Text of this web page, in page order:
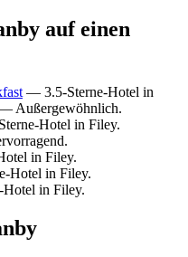
auf einen
— 3.5-Sterne-Hotel in
Außergewöhnlich.
Hotel in Filey.
in Filey.
Hotel in Filey.
in Filey.